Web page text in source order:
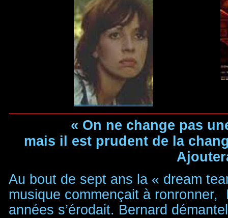
« On ne change pas
mais il est prudent de la
Au bout de sept ans la « dream
musique commençait à ronronner,
années s’érodait. Bernard